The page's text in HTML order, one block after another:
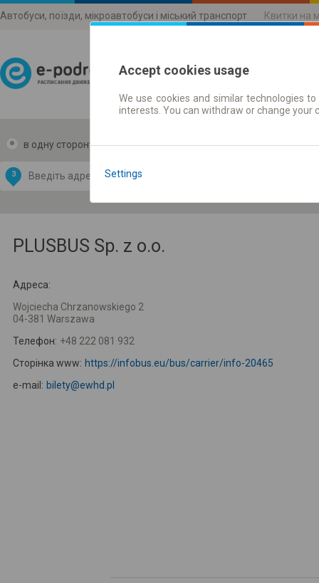
Автобуси, поїзди, мікроавтобуси і міський транспорт Квитки на
Розклади руху
в одну сторону в дві сторони
З
by
OpenStreetMap
PLUSBUS Sp. z o.o.
Адреса:
Wojciecha Chrzanowskiego 2
04-381 Warszawa
Телефон: +48 222 081 932
Сторінка www: https://infobus.eu/bus/carrier/info-20465
e-mail: bilety@ewhd.pl
Accept cookies usage
We use cookies and similar technologies
interests. You can withdraw or change
Settings